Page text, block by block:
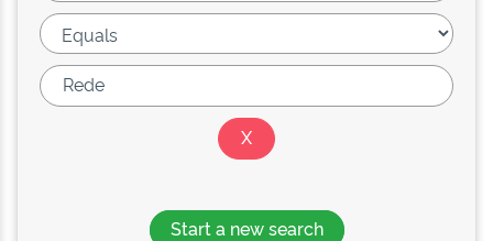
Start a new search